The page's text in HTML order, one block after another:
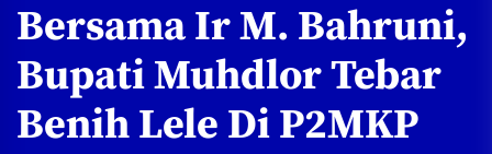
Bersama Ir M. Bahruni,
Bupati Muhdlor Tebar
Benih Lele Di P2MKP